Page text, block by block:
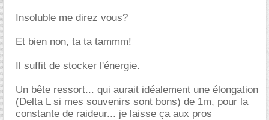
Insoluble me direz vous?
Et bien non, ta ta tammm!
Il suffit de stocker l'énergie.
Un bête ressort... qui aurait idéalement une élongation
(Delta L si mes souvenirs sont bons) de 1m, pour la
constante de raideur... je laisse ça aux pros